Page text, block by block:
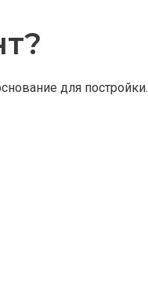
для постройки.